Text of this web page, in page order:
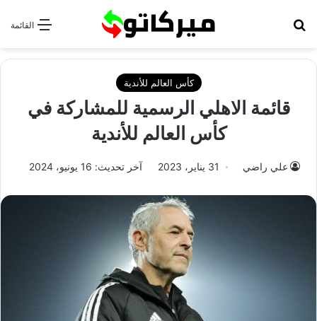
القائمة
كأس العالم للأندية
قائمة الاهلي الرسمية للمشاركة في
كأس العالم للأندية
علي راضي 31 يناير، 2023 آخر تحديث: 16 يونيو، 2024